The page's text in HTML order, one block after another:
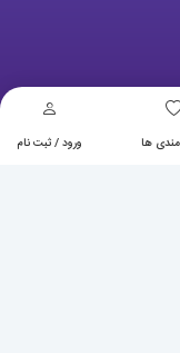
مندی ها ورود / ثبت نام